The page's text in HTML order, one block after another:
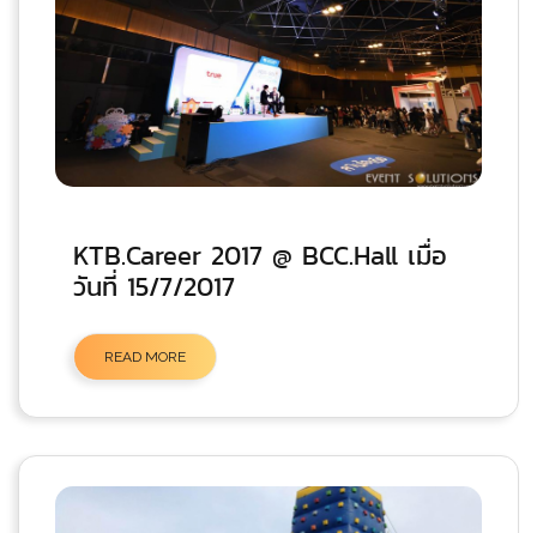
KTB.Career 2017 @ BCC.Hall เมื่อ
วันที่ 15/7/2017
READ MORE